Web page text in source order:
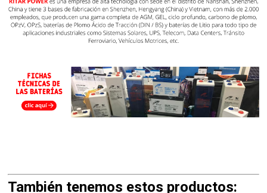
También tenemos estos productos: